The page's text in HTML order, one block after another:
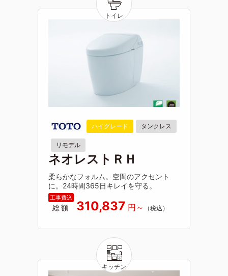
ハイグレード タンクレス
リモデル
ネオレストＲＨ
柔らかなフォルム。空間のアクセント
に。24時間365日キレイを守る。
総額 310,837